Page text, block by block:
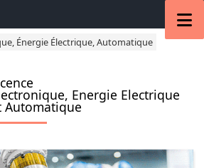
Énergie Électrique, Automatique
Energie Electrique
Automatique